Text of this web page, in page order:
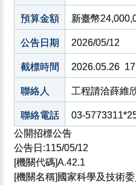
預算金額 新臺幣
公告日期 2026/05/12
截標時間 2026.05.26
聯絡人 工程請洽薛維
聯絡電話
03-
公開招標公告
公告日:115/05/12
[機關代碼]A.42.1
[機關名稱]國家科學及技術